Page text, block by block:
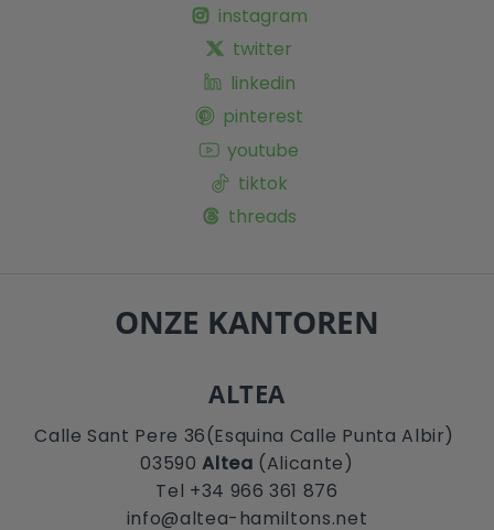
instagram
twitter
linkedin
pinterest
youtube
tiktok
threads
ONZE KANTOREN
ALTEA
Calle Sant Pere 36(Esquina Calle Punta Albir)
03590Altea (Alicante)
Tel +34 966 361 876
info@altea-hamiltons.net